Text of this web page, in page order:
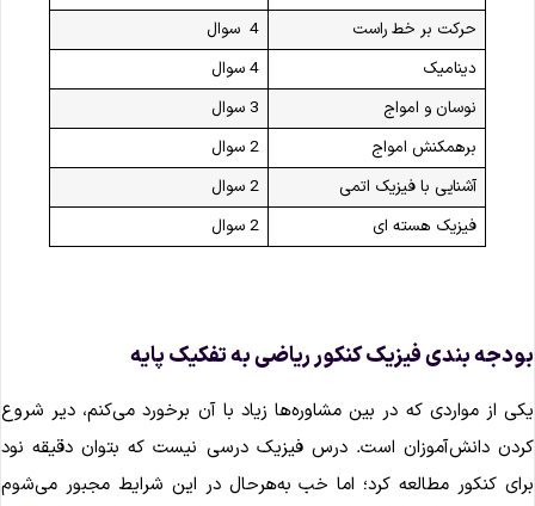
حرکت بر خط راست
4 سوال
دینامیک
4 سوال
نوسان و امواج
3 سوال
برهمکنش امواج
2 سوال
آشنایی با فیزیک اتمی
2 سوال
فیزیک هسته ای
2 سوال
بندی فیزیک کنکور ریاضی به تفکیک پایه
از مواردی که در بین مشاوره‌ها زیاد با آن برخورد می‌کنم، دیر شروع
دانش‌آموزان است. درس فیزیک درسی نیست که بتوان دقیقه نود
کنکور مطالعه کرد؛ اما خب به‌هرحال در این شرایط مجبور می‌شوم